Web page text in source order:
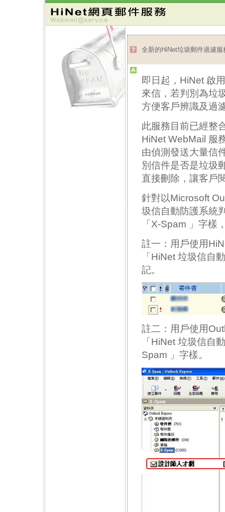
全新的HiNet垃圾郵件過濾服
即日起，HiNet 啟
來信，若判別為垃
方便客戶辨識及過
此服務目前已經整
HiNet WebMail 服
由偵測發送大量信
別信件是否是垃圾
直接刪除，讓客戶
針對以Microsoft
圾信自動防護系統
「X-Spam 」字樣
註一：用戶使用
「HiNet 垃圾信自
記。
註二：用戶使用
「HiNet 垃圾信自
Spam 」字樣。